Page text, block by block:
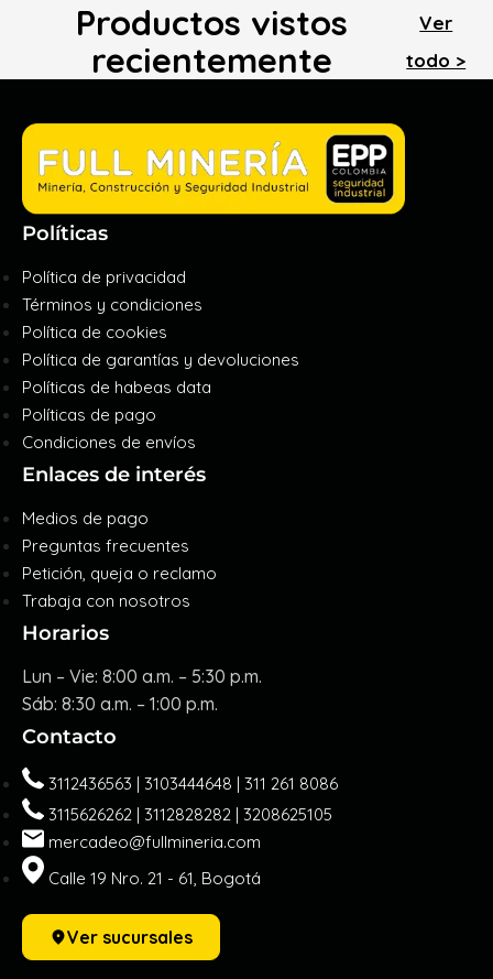
Productos vistos
recientemente
Ver
todo >
Políticas
Política de privacidad
Términos y condiciones
Política de cookies
Política de garantías y devoluciones
Políticas de habeas data
Políticas de pago
Condiciones de envíos
Enlaces de interés
Medios de pago
Preguntas frecuentes
Petición, queja o reclamo
Trabaja con nosotros
Horarios
Lun – Vie: 8:00 a.m. – 5:30 p.m.
Sáb: 8:30 a.m. – 1:00 p.m.
Contacto
3112436563 | 3103444648 | 311 261 8086
3115626262 | 3112828282 | 3208625105
mercadeo@fullmineria.com
Calle 19 Nro. 21 - 61, Bogotá
Ver sucursales